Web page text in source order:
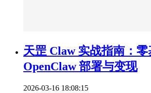
天罡 Claw 实战指南：
OpenClaw 部署与变现
2026-03-16 18:08:15